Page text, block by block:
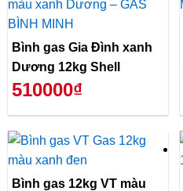
Bình gas Gia Đình xanh
Dương 12kg Shell
510000₫
Bình gas 12kg VT màu